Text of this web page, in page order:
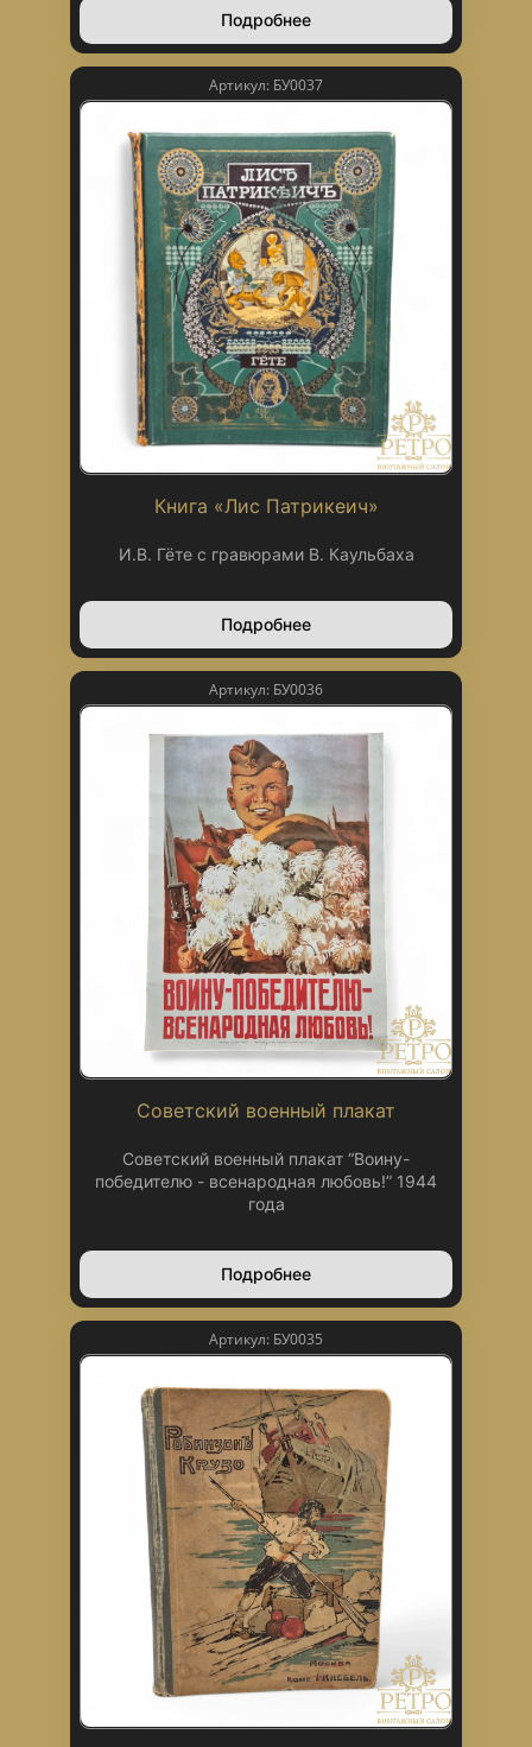
Подробнее
Артикул: БУ0037
Книга «Лис Патрикеич»
И.В. Гёте с гравюрами В. Каульбаха
Подробнее
Артикул: БУ0036
Советский военный плакат
Советский военный плакат “Воину-
победителю - всенародная любовь!” 1944
года
Подробнее
Артикул: БУ0035